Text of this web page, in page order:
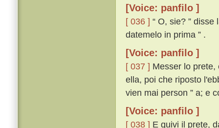
[Voice: panfilo ]
[ 036 ] “ O, sie? ”
datemelo in prima ” .
[Voice: panfilo ]
[ 037 ] Messer lo
ella, poi che riposto
vien mai person ” a; e
[Voice: panfilo ]
[ 038 ] E quivi il prete,